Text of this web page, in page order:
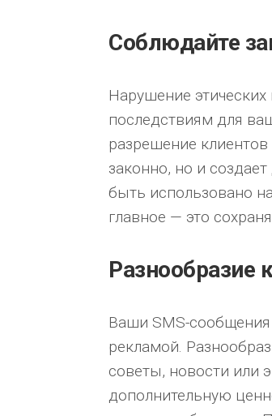
Соблюдайте
Нарушение
последствиям для
разрешение
законно, но и
быть использовано
главное — это
Разнообразие
Ваши SMS-
рекламой.
советы, новости или
дополнительную